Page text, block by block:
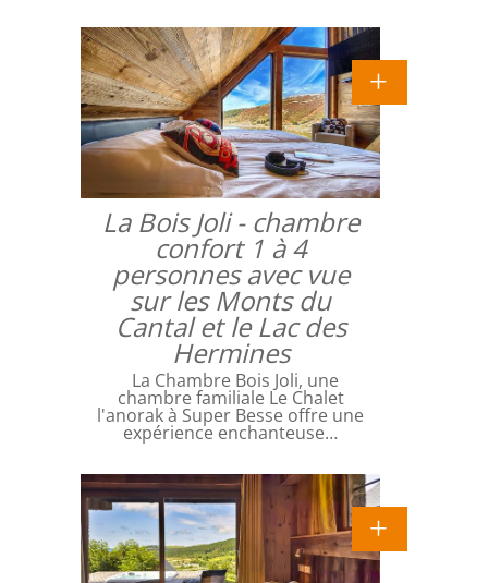
La Bois Joli - chambre
confort 1 à 4
personnes avec vue
sur les Monts du
Cantal et le Lac des
Hermines
La Chambre Bois Joli, une
chambre familiale Le Chalet
l'anorak à Super Besse offre une
expérience enchanteuse…